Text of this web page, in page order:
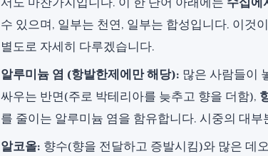
수 있으며, 일부는 천연, 일부는 합성입니다. 이것
별도로 자세히 다루겠습니다.
알루미늄 염 (항발한제에만 해당): 많은 사람들이
싸우는 반면(주로 박테리아를 늦추고 향을 더함),
를 줄이는 알루미늄 염을 함유합니다. 시중의 대
알코올: 향수(향을 전달하고 증발시킴)와 많은 데